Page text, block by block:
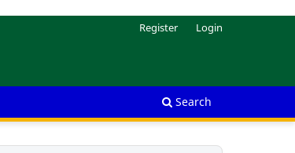
Search
Register Login